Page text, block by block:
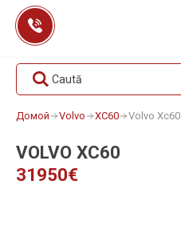
Перейти
содержанию
Caută
Домой Volvo XC60 Volvo Xc60
VOLVO XC60
31950€